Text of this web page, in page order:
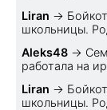
Liran →
школьницы.
Aleks48 →
работала на
Liran →
школьницы.